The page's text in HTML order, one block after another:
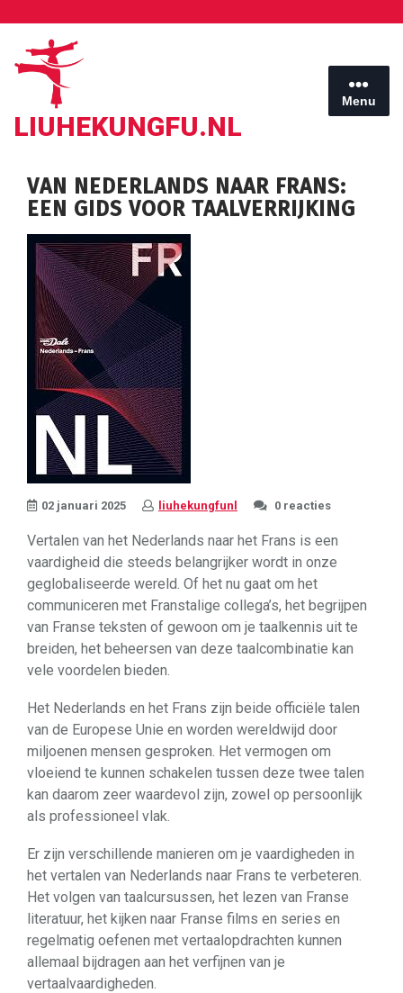
inhoud
LIUHEKUNGFU.NL
Menu
VAN NEDERLANDS NAAR FRANS:
EEN GIDS VOOR TAALVERRIJKING
02 januari 2025 liuhekungfunl 0 reacties
Vertalen van het Nederlands naar het Frans is een
vaardigheid die steeds belangrijker wordt in onze
geglobaliseerde wereld. Of het nu gaat om het
communiceren met Franstalige collega’s, het begrijpen
van Franse teksten of gewoon om je taalkennis uit te
breiden, het beheersen van deze taalcombinatie kan
vele voordelen bieden.
Het Nederlands en het Frans zijn beide officiële talen
van de Europese Unie en worden wereldwijd door
miljoenen mensen gesproken. Het vermogen om
vloeiend te kunnen schakelen tussen deze twee talen
kan daarom zeer waardevol zijn, zowel op persoonlijk
als professioneel vlak.
Er zijn verschillende manieren om je vaardigheden in
het vertalen van Nederlands naar Frans te verbeteren.
Het volgen van taalcursussen, het lezen van Franse
literatuur, het kijken naar Franse films en series en
regelmatig oefenen met vertaalopdrachten kunnen
allemaal bijdragen aan het verfijnen van je
vertaalvaardigheden.